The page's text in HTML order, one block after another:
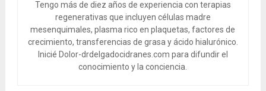
Tengo más de diez años de experiencia con terapias
regenerativas que incluyen células madre
mesenquimales, plasma rico en plaquetas, factores de
crecimiento, transferencias de grasa y ácido hialurónico.
Inicié Dolor-drdelgadocidranes.com para difundir el
conocimiento y la conciencia.